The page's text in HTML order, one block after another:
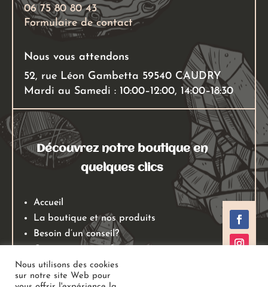
06 75 80 80 43
Formulaire de contact
Nous vous attendons
52, rue Léon Gambetta 59540 CAUDRY
Mardi au Samedi : 10:00–12:00, 14:00–18:30
Découvrez notre boutique en
quelques clics
Accueil
La boutique et nos produits
Besoin d’un conseil?
Mentions légales
Conditions générales de ventes
Nous utilisons des cookies
sur notre site Web pour